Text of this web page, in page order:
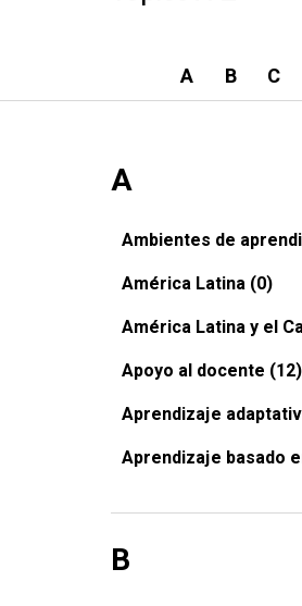
A B C
A
Ambientes de
América Latina (0)
América Latina y el
Apoyo al docente (12)
Aprendizaje
Aprendizaje basado
B